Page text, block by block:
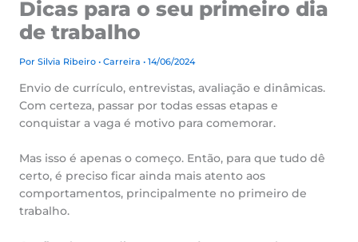
Dicas para o seu primeiro dia
de trabalho
Por Silvia Ribeiro • Carreira • 14/06/2024
Envio de currículo, entrevistas, avaliação e dinâmicas.
Com certeza, passar por todas essas etapas e
conquistar a vaga é motivo para comemorar.
Mas isso é apenas o começo. Então, para que tudo dê
certo, é preciso ficar ainda mais atento aos
comportamentos, principalmente no primeiro de
trabalho.